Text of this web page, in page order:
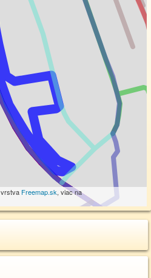
vrstva Freemap.sk, viac na